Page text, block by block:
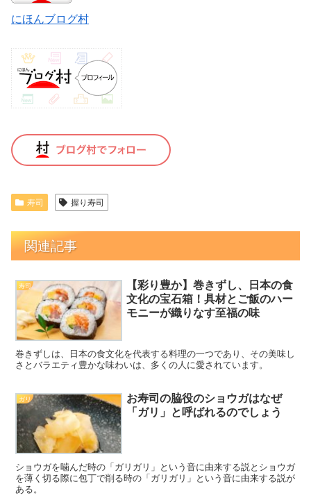
にほんブログ村
寿司 握り寿司
関連記事
寿司
【彩り豊か】巻きずし、日本の食
文化の宝石箱！具材とご飯のハー
モニーが織りなす至福の味
巻きずしは、日本の食文化を代表する料理の一つであり、その美味し
さとバラエティ豊かな味わいは、多くの人に愛されています。
ガリ
お寿司の脇役のショウガはなぜ
「ガリ」と呼ばれるのでしょう
ショウガを噛んだ時の「ガリガリ」という音に由来する説とショウガ
を薄く切る際に包丁で削る時の「ガリガリ」という音に由来する説が
ある。